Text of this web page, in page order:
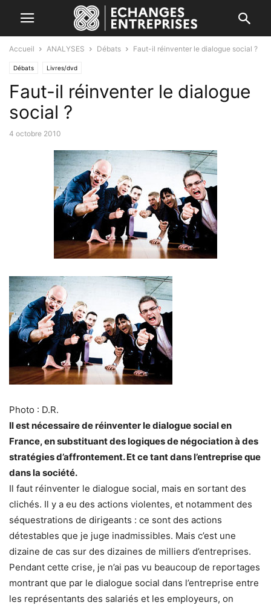
Accueil ANALYSES Débats Faut-il réinventer le dialogue social ?
Débats Livres/dvd
Faut-il réinventer le dialogue
social ?
4 octobre 2010
Photo : D.R.
Il est nécessaire de réinventer le dialogue social en
France, en substituant des logiques de négociation à des
stratégies d’affrontement. Et ce tant dans l’entreprise que
dans la société.
Il faut réinventer le dialogue social, mais en sortant des
clichés. Il y a eu des actions violentes, et notamment des
séquestrations de dirigeants : ce sont des actions
détestables que je juge inadmissibles. Mais c’est une
dizaine de cas sur des dizaines de milliers d’entreprises.
Pendant cette crise, je n’ai pas vu beaucoup de reportages
montrant que par le dialogue social dans l’entreprise entre
les représentants des salariés et les employeurs, on